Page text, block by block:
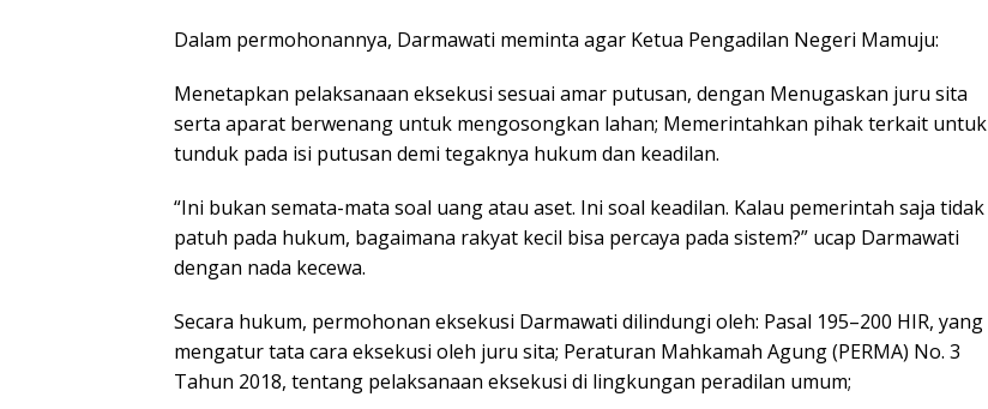
Dalam permohonannya, Darmawati meminta agar Ketua Pengadilan Negeri Mamuju:
Menetapkan pelaksanaan eksekusi sesuai amar putusan, dengan Menugaskan juru sita
serta aparat berwenang untuk mengosongkan lahan; Memerintahkan pihak terkait untuk
tunduk pada isi putusan demi tegaknya hukum dan keadilan.
“Ini bukan semata-mata soal uang atau aset. Ini soal keadilan. Kalau pemerintah saja tidak
patuh pada hukum, bagaimana rakyat kecil bisa percaya pada sistem?” ucap Darmawati
dengan nada kecewa.
Secara hukum, permohonan eksekusi Darmawati dilindungi oleh: Pasal 195–200 HIR, yang
mengatur tata cara eksekusi oleh juru sita; Peraturan Mahkamah Agung (PERMA) No. 3
Tahun 2018, tentang pelaksanaan eksekusi di lingkungan peradilan umum;